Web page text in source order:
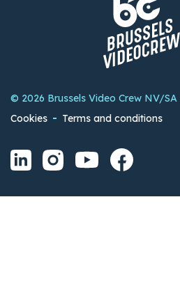
© 2026 Brussels Video Crew NV/
Cookies
Terms and conditions